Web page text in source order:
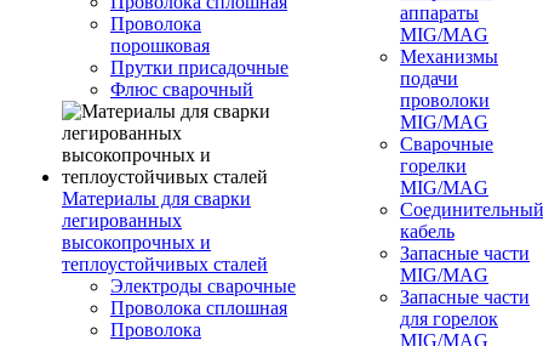
Проволока
порошковая
Прутки присадочные
Флюс сварочный
Материалы для сварки
легированных
высокопрочных и
теплоустойчивых сталей
Электроды сварочные
Проволока сплошная
Проволока
аппараты
MIG/MAG
Механизмы
подачи
проволоки
MIG/MAG
Сварочные
горелки
MIG/MAG
Соединительный
кабель
Запасные части
MIG/MAG
Запасные части
для горелок
MIG/MAG